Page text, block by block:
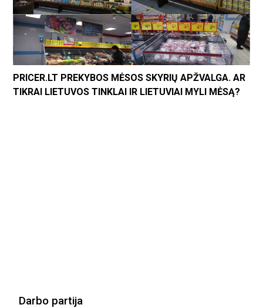
PRICER.LT PREKYBOS MĖSOS SKYRIŲ APŽVALGA. AR
TIKRAI LIETUVOS TINKLAI IR LIETUVIAI MYLI MĖSĄ?
Darbo partija